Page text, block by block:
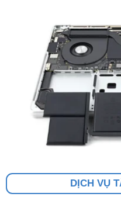
DỊCH VỤ